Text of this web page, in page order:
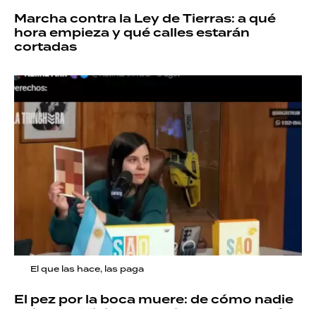
Marcha contra la Ley de Tierras: a qué
hora empieza y qué calles estarán
cortadas
El que las hace, las paga
El pez por la boca muere: de cómo nadie